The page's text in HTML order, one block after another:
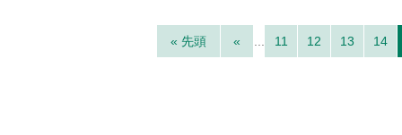
« 先頭 « 11 12 13 14